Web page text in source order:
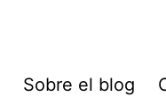
Sobre el blog